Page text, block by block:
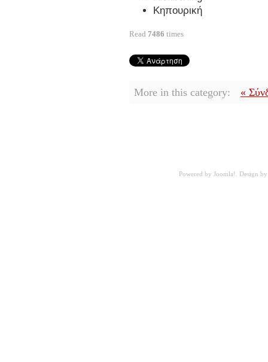
Κηπουρική
Read 7486 times
More in this category: «
Powered byJoomla! . Design